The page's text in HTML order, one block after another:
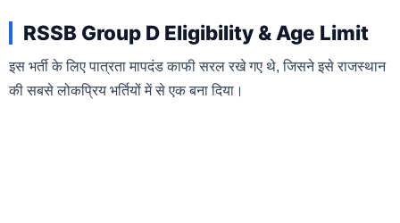
RSSB Group D Eligibility & Age Limit
इस भर्ती के लिए पात्रता मापदंड काफी सरल रखे गए थे, जिसने इसे राजस्थान
की सबसे लोकप्रिय भर्तियों में से एक बना दिया।